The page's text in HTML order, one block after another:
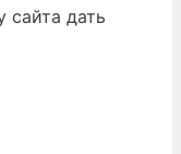
сайта дать